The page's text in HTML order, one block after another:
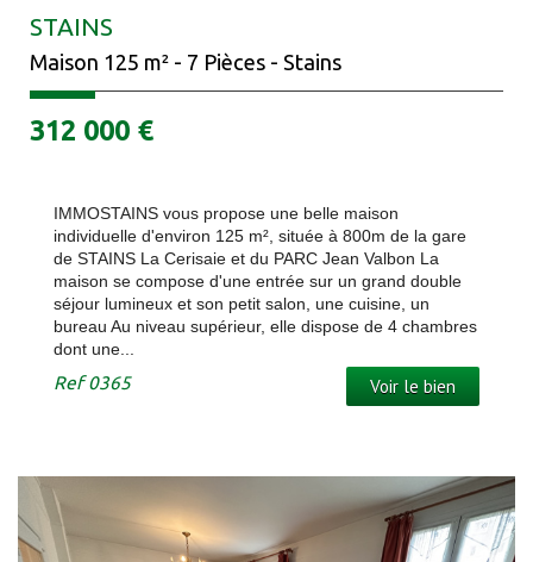
STAINS
Maison 125 m² - 7 Pièces - Stains
312 000 €
IMMOSTAINS vous propose une belle maison
individuelle d'environ 125 m², située à 800m de la gare
de STAINS La Cerisaie et du PARC Jean Valbon La
maison se compose d'une entrée sur un grand double
séjour lumineux et son petit salon, une cuisine, un
bureau Au niveau supérieur, elle dispose de 4 chambres
dont une...
Ref0365 Voir le bien